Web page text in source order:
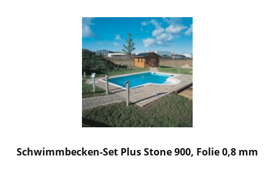
Schwimmbecken-Set Plus Stone 900, Folie 0,8 mm